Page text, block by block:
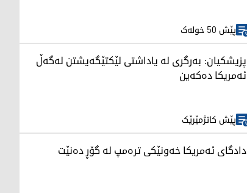
پێش 50 خولەک
پزیشکیان: بەرگری لە یاداشتی لێکتێگەیشتن لەگەڵ
ئەمریکا دەکەین
پێش کاتژمێرێک
دادگای ئەمریکا خەونێکی ترەمپ لە گۆڕ دەنێت